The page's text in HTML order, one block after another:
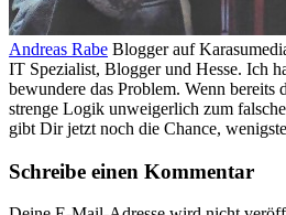
Andreas Rabe Blogger auf
IT Spezialist, Blogger und Hesse. Ich
bewundere das Problem. Wenn bereits
strenge Logik unweigerlich zum
gibt Dir jetzt noch die Chance,
Schreibe einen Kommentar